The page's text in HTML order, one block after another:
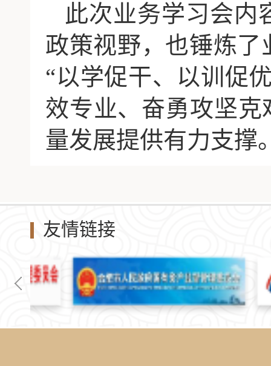
此次业务学习会内
政策视野，也锤炼
“以学促干、以训促
效专业、奋勇攻坚克
量发展提供有力支撑
友情链接